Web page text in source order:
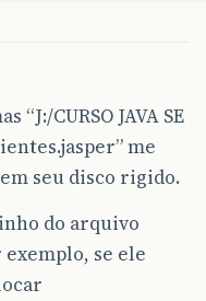
“J:/CURSO JAVA SE
me
seu disco rigido.
do arquivo
exemplo, se ele